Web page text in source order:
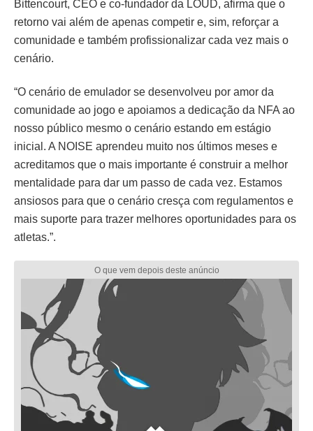
Bittencourt, CEO e co-fundador da LOUD, afirma que o
retorno vai além de apenas competir e, sim, reforçar a
comunidade e também profissionalizar cada vez mais o
cenário.
“O cenário de emulador se desenvolveu por amor da
comunidade ao jogo e apoiamos a dedicação da NFA ao
nosso público mesmo o cenário estando em estágio
inicial. A NOISE aprendeu muito nos últimos meses e
acreditamos que o mais importante é construir a melhor
mentalidade para dar um passo de cada vez. Estamos
ansiosos para que o cenário cresça com regulamentos e
mais suporte para trazer melhores oportunidades para os
atletas.”.